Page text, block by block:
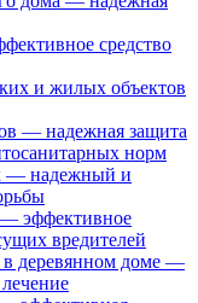
средство
и жилых объектов
— надежная защита
норм
— надежный и
эффективное
вредителей
в деревянном доме —